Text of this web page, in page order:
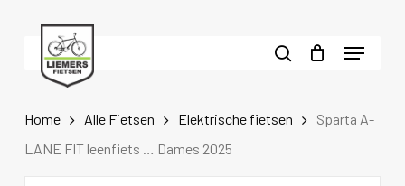
Menu
Home Alle Fietsen Elektrische fietsen
Sparta A-
LANE FIT leenfiets … Dames 2025